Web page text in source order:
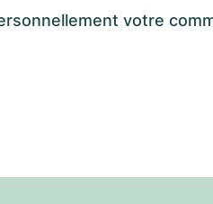
votre